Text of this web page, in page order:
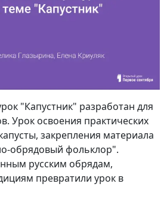
"Капустник" разработан для
Урок освоения практических
закрепления материала
обрядовый фольклор".
русским обрядам,
превратили урок в